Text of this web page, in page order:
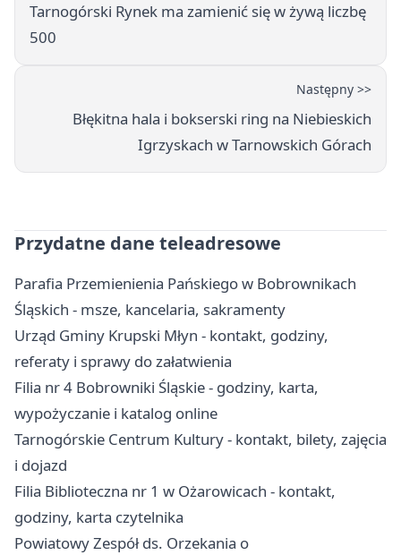
Tarnogórski Rynek ma zamienić się w żywą liczbę
500
Następny >>
Błękitna hala i bokserski ring na Niebieskich
Igrzyskach w Tarnowskich Górach
Przydatne dane teleadresowe
Parafia Przemienienia Pańskiego w Bobrownikach
Śląskich - msze, kancelaria, sakramenty
Urząd Gminy Krupski Młyn - kontakt, godziny,
referaty i sprawy do załatwienia
Filia nr 4 Bobrowniki Śląskie - godziny, karta,
wypożyczanie i katalog online
Tarnogórskie Centrum Kultury - kontakt, bilety, zajęcia
i dojazd
Filia Biblioteczna nr 1 w Ożarowicach - kontakt,
godziny, karta czytelnika
Powiatowy Zespół ds. Orzekania o